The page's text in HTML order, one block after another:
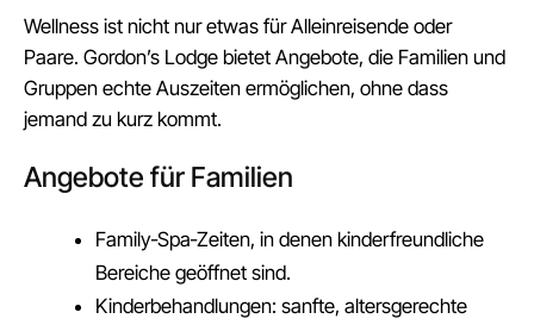
Wellness ist nicht nur etwas für Alleinreisende oder
Paare. Gordon’s Lodge bietet Angebote, die Familien und
Gruppen echte Auszeiten ermöglichen, ohne dass
jemand zu kurz kommt.
Angebote für Familien
Family‑Spa‑Zeiten, in denen kinderfreundliche
Bereiche geöffnet sind.
Kinderbehandlungen: sanfte, altersgerechte